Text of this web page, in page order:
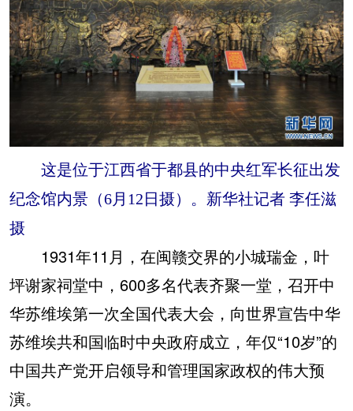
这是位于江西省于都县的中央红军长征出发
纪念馆内景（6月12日摄）。新华社记者 李任滋
摄
1931年11月，在闽赣交界的小城瑞金，叶
坪谢家祠堂中，600多名代表齐聚一堂，召开中
华苏维埃第一次全国代表大会，向世界宣告中华
苏维埃共和国临时中央政府成立，年仅“10岁”的
中国共产党开启领导和管理国家政权的伟大预
演。